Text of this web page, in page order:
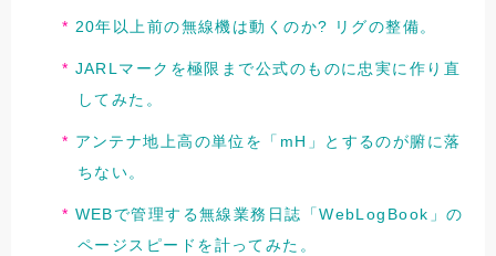
20年以上前の無線機は動くのか? リグの整備。
JARLマークを極限まで公式のものに忠実に作り直
してみた。
アンテナ地上高の単位を「mH」とするのが腑に落
ちない。
WEBで管理する無線業務日誌「WebLogBook」の
ページスピードを計ってみた。